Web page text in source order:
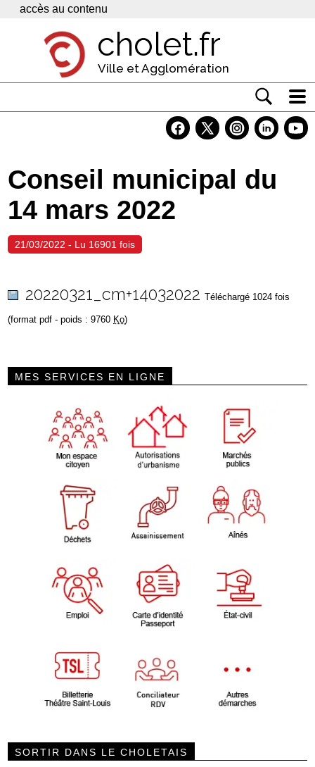
Panneau de gestion des cookies
accès au contenu
cholet.fr
Ville et Agglomération
Economie
Services
Contacts
Conseil municipal du
14 mars 2022
21/03/2022 - Lu 16901 fois
20220321_cm+14032022 Téléchargé 1024 fois
(format pdf - poids : 9760 Ko)
MES SERVICES EN LIGNE
SORTIR DANS LE CHOLETAIS